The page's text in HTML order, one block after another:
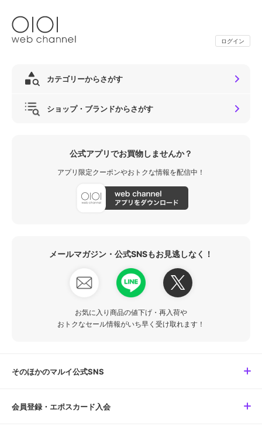
ログイン
カテゴリーからさがす
ショップ・ブランドからさがす
公式アプリでお買物しませんか？
アプリ限定クーポンやおトクな情報を配信中！
メールマガジン・公式SNSもお見逃しなく！
お気に入り商品の値下げ・再入荷や
おトクなセール情報がいち早く受け取れます！
そのほかのマルイ公式SNS
会員登録・エポスカード入会